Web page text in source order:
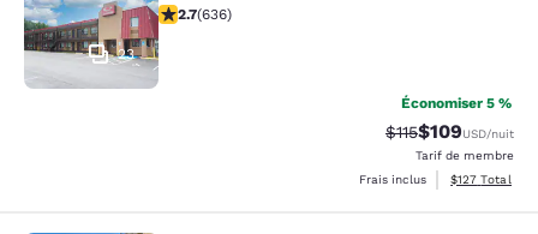
23
2.71 étoiles. Moyen. 636 commentaires
2.7(636)
Économiser 5 %
Tarif barré :
$115Tarif réduit :
$109USD/nuit
Tarif de membre
Frais inclus
Afficher les
$127 Total